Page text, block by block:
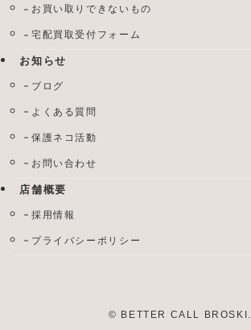
お買い取りできないもの
宅配買取受付フォーム
お知らせ
ブログ
よくある質問
保護ネコ活動
お問い合わせ
店舗概要
採用情報
プライバシーポリシー
© BETTER CALL BROSKI.